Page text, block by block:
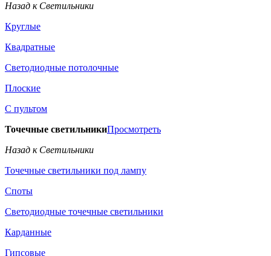
Назад к Светильники
Круглые
Квадратные
Светодиодные потолочные
Плоские
С пультом
Точечные светильникиПросмотреть
Назад к Светильники
Точечные светильники под лампу
Споты
Светодиодные точечные светильники
Карданные
Гипсовые